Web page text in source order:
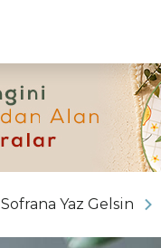
Sofrana Yaz Gelsin